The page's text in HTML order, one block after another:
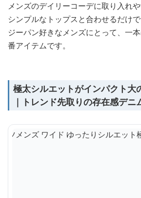
メンズのデイリーコーデに取り入れや
シンプルなトップスと合わせるだけで
ジーパン好きなメンズにとって、一
番アイテムです。
極太シルエットがインパクト大
｜トレンド先取りの存在感デニ